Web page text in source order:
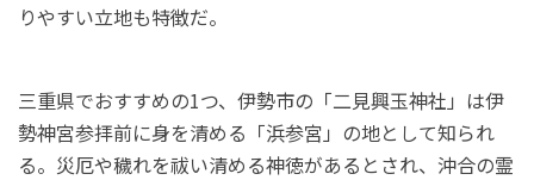
りやすい立地も特徴だ。
三重県でおすすめの1つ、伊勢市の「二見興玉神社」は伊
勢神宮参拝前に身を清める「浜参宮」の地として知られ
る。災厄や穢れを祓い清める神徳があるとされ、沖合の霊